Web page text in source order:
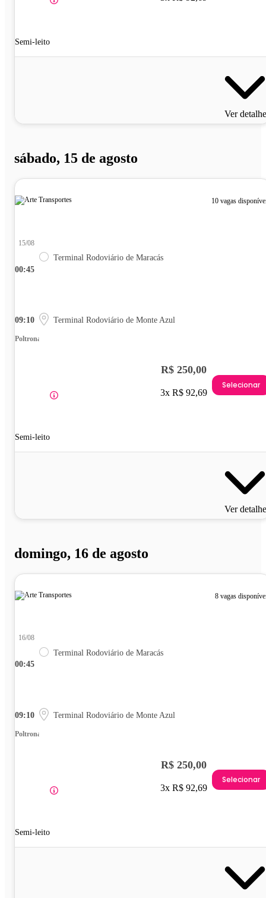
Semi-leito
Ver
sábado, 15 de agosto
10 vagas
00:45
15/08
Terminal Rodoviário de Maracás
09:10 Terminal Rodoviário de Monte Azul
Poltrona
Semi-leito
R$ 250,00
3x R$ 92,69
Selecionar
Ver
domingo, 16 de agosto
8 vagas
00:45
16/08
Terminal Rodoviário de Maracás
09:10 Terminal Rodoviário de Monte Azul
Poltrona
Semi-leito
R$ 250,00
3x R$ 92,69
Selecionar